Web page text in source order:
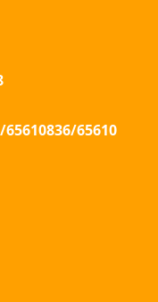
/65610836/65610